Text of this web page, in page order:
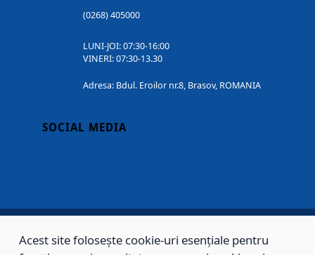
(0268) 405000
LUNI-JOI: 07:30-16:00
VINERI: 07:30-13.30
Adresa: Bdul. Eroilor nr.8, Brasov, ROMANIA
SOCIAL MEDIA
Acest site folosește cookie-uri esențiale pentru